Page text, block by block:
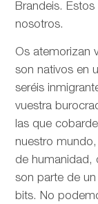
Brandeis.
nosotros.
Os atemorizan
son nativos en
seréis
vuestra
las que
nuestro
de humanidad,
son parte de
bits. No